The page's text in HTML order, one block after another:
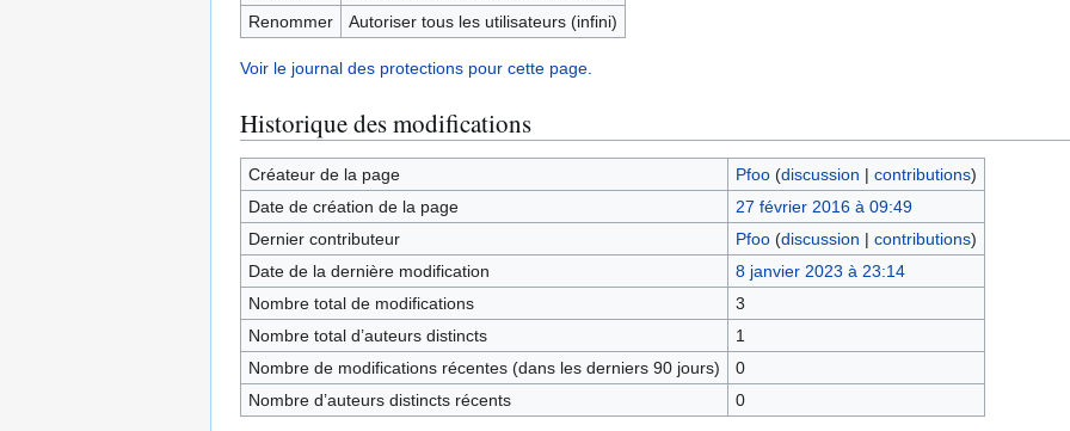
Renommer
Autoriser tous les utilisateurs (infini)
Voir le journal des protections pour cette page.
Historique des modifications
Créateur de la page Pfoo (discussion | contributions)
Date de création de la page
27 février 2016 à 09:49
Dernier contributeur
Pfoo (discussion | contributions)
Date de la dernière modification
8 janvier 2023 à 23:14
Nombre total de modifications
3
Nombre total d’auteurs distincts
1
Nombre de modifications récentes (dans les derniers 90 jours)
0
Nombre d’auteurs distincts récents
0